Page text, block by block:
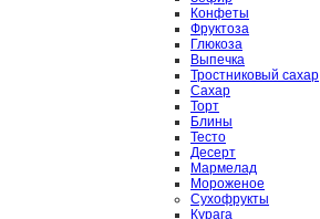
Конфеты
Фруктоза
Глюкоза
Выпечка
Тростниковый сахар
Сахар
Торт
Блины
Тесто
Десерт
Мармелад
Мороженое
Сухофрукты
Курага